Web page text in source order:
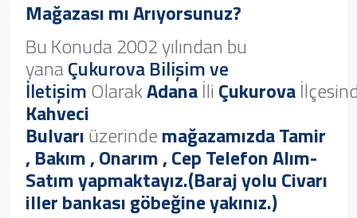
Mağazası mı Arıyorsunuz?
Bu Konuda 2002 yılından bu
yanaÇukurova Bilişim ve
İletişimOlarakAdanaİli Çukurova
Kahveci
Bulvarıüzerindemağazamızda Tamir
, Bakım , Onarım , Cep Telefon Alım-
Satım yapmaktayız.(Baraj yolu Civarı
iller bankası göbeğine yakınız.)